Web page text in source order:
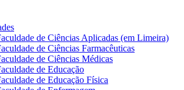
de Ciências Aplicadas (em Limeira)
de Ciências Farmacêuticas
de Ciências Médicas
de Educação
de Educação Física